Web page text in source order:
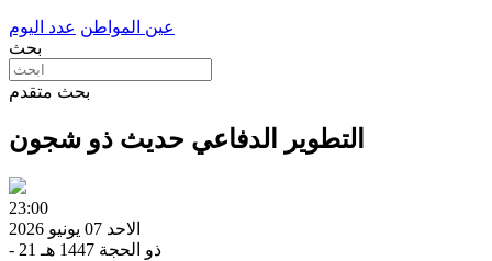
عين المواطن عدد اليوم
بحث
بحث متقدم
التطوير الدفاعي حديث ذو شجون
23:00
الاحد 07 يونيو 2026
- 21 ذو الحجة 1447 هـ